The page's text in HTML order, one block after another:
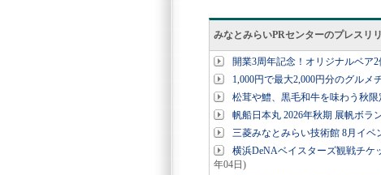
みなとみらいPRセンターのプレスリ
開業3周年記念！オリジナルベア
1,000円で最大2,000円分のグル
松茸や鱧、黒毛和牛を味わう秋
帆船日本丸 2026年秋期 展帆ボラ
三菱みなとみらい技術館 8月イベ
横浜DeNAベイスターズ観戦チケ
年04日)